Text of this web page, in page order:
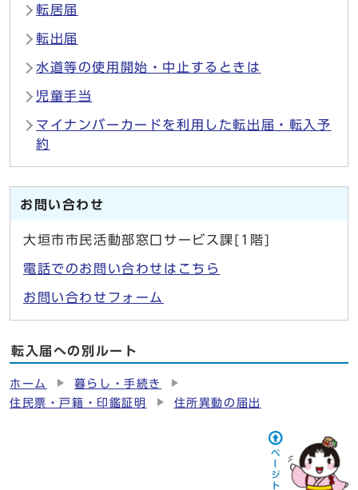
転居届
転出届
水道等の使用開始・中止するときは
児童手当
マイナンバーカードを利用した転出届・転入予
約
お問い合わせ
大垣市市民活動部窓口サービス課[1階]
電話でのお問い合わせはこちら
お問い合わせフォーム
転入届への別ルート
ホーム
暮らし・手続き
住民票・戸籍・印鑑証明
住所異動の届出